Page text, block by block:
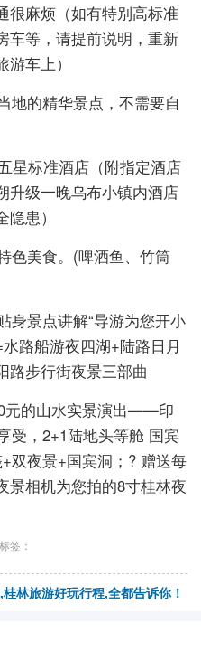
很麻烦（如有特别高标准
车等，请提前说明，重新
车上）
地的精华景点，不需要自
星标准酒店（附指定酒店
升级一晚乌布小镇内酒店
患）
色美食。(啤酒鱼、竹筒
身景点讲解“导游为您开小
路船游夜四湖+陆路日月
路步行街夜景三部曲
元的山水实景演出——印
受，2+1陆地头等舱 国宾
双夜景+国宾洞；? 赠送每
景相机为您拍的8寸桂林夜
标签：
林旅游好玩行程,全都告诉你！